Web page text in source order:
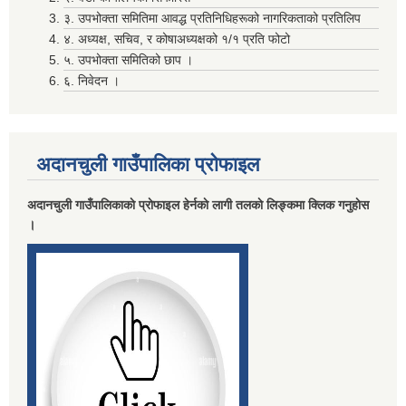
३. उपभोक्ता समितिमा आवद्ध प्रतिनिधिहरूको नागरिकताको प्रतिलिप
४. अध्यक्ष, सचिव, र कोषाअध्यक्षको १/१ प्रति फोटो
५. उपभोक्ता समितिको छाप ।
६. निवेदन ।
अदानचुली गाउँपालिका प्राेफाइल
अदानचुली गाउँपालिकाकाे प्राेफाइल हेर्नकाे लागी तलकाे लिङ्कमा क्लिक गनुहाेस
।